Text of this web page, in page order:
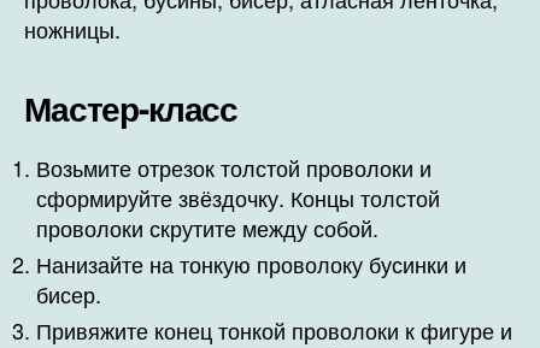
ножницы.
Мастер-класс
Возьмите отрезок толстой проволоки и
сформируйте звёздочку. Концы толстой
проволоки скрутите между собой.
Нанизайте на тонкую проволоку бусинки и
бисер.
Привяжите конец тонкой проволоки к фигуре и